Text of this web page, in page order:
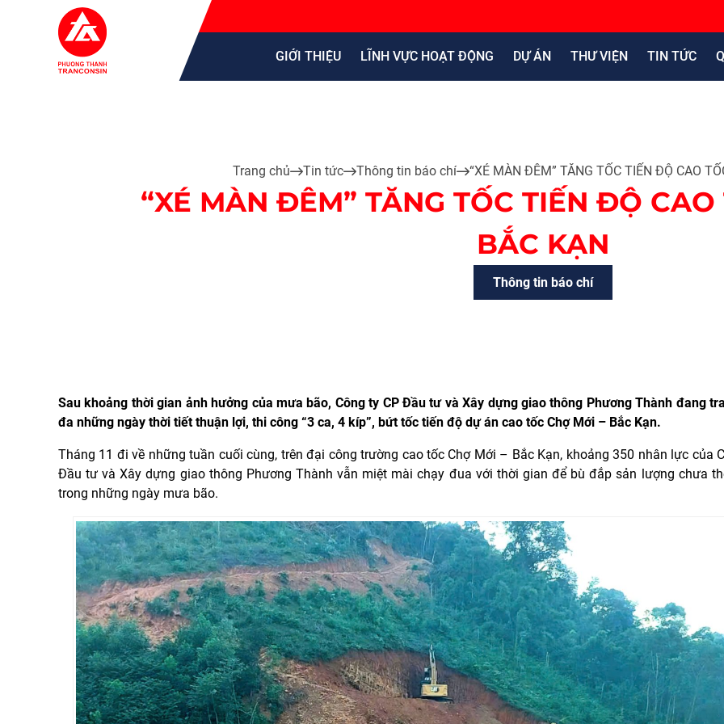
GIỚI THIỆU LĨNH VỰC HOẠT ĐỘNG DỰ ÁN THƯ VIỆN TIN TỨC
Trang chủ Tin tức Thông tin báo chí “XÉ MÀN ĐÊM” TĂNG TỐC TIẾN ĐỘ CAO
“XÉ MÀN ĐÊM” TĂNG TỐC TIẾN ĐỘ
BẮC KẠN
Thông tin báo chí
Sau khoảng thời gian ảnh hưởng của mưa bão, Công ty CP Đầu tư và Xây dựng giao thông Phương Thành đang
đa những ngày thời tiết thuận lợi, thi công “3 ca, 4 kíp”, bứt tốc tiến độ dự án cao tốc Chợ Mới – Bắc Kạn.
Tháng 11 đi về những tuần cuối cùng, trên đại công trường cao tốc Chợ Mới – Bắc Kạn, khoảng 350 nhân lực của
Đầu tư và Xây dựng giao thông Phương Thành vẫn miệt mài chạy đua với thời gian để bù đắp sản lượng chưa
trong những ngày mưa bão.